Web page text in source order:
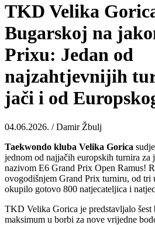
TKD Velika
Bugarskoj na
Prixu: Jedan od
najzahtjevnijih
jači i od
04.06.2026. / Damir Žbulj
Taekwondo kluba Velika Gorica
jednom od najjačih europskih turnira za
nazivom E6 Grand Prix Open Ramus!
ovogodišnjem Grand Prix turniru, od tri
okupilo gotovo 800 natjecateljica i
TKD Velika Gorica je predstavljalo šest
maksimum u borbi za nove vrijedne